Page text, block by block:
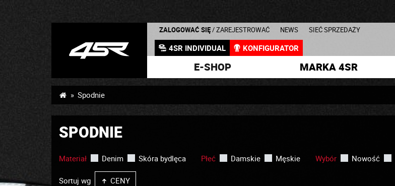
ZALOGOWAĆ SIĘ / ZAREJESTROWAĆ NEWS SIEĆ SPRZEDAŻY
4SR INDIVIDUAL KONFIGURATOR
E-SHOP MARKA 4SR
Spodnie
SPODNIE
Materiał Denim Skóra bydlęca Płeć Damskie Męskie Wybór Nowość
Sortuj wg CENY